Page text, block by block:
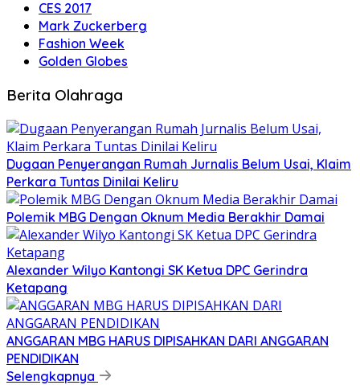
CES 2017
Mark Zuckerberg
Fashion Week
Golden Globes
Berita Olahraga
Dugaan Penyerangan Rumah Jurnalis Belum Usai, Klaim
Perkara Tuntas Dinilai Keliru
Polemik MBG Dengan Oknum Media Berakhir Damai
Alexander Wilyo Kantongi SK Ketua DPC Gerindra
Ketapang
ANGGARAN MBG HARUS DIPISAHKAN DARI ANGGARAN
PENDIDIKAN
Selengkapnya